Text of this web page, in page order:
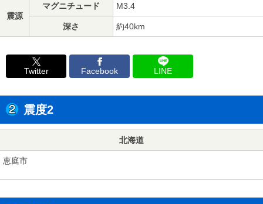
震源
マグニチュード M3.4
深さ 約40km
Twitter Facebook LINE
震度2
北海道
恵庭市